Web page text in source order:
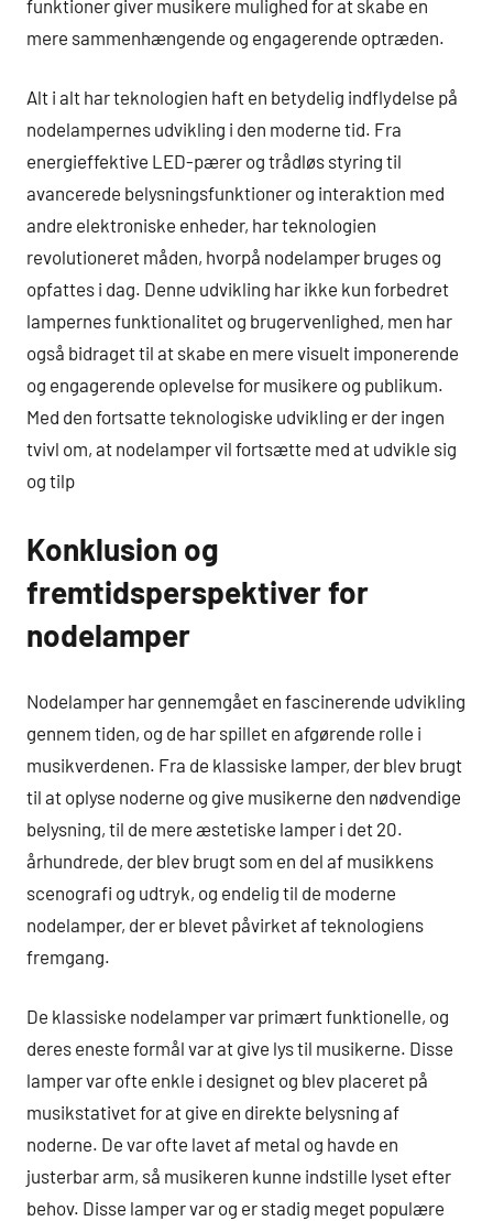
funktioner giver musikere mulighed for at skabe en
mere sammenhængende og engagerende optræden.
Alt i alt har teknologien haft en betydelig indflydelse på
nodelampernes udvikling i den moderne tid. Fra
energieffektive LED-pærer og trådløs styring til
avancerede belysningsfunktioner og interaktion med
andre elektroniske enheder, har teknologien
revolutioneret måden, hvorpå nodelamper bruges og
opfattes i dag. Denne udvikling har ikke kun forbedret
lampernes funktionalitet og brugervenlighed, men har
også bidraget til at skabe en mere visuelt imponerende
og engagerende oplevelse for musikere og publikum.
Med den fortsatte teknologiske udvikling er der ingen
tvivl om, at nodelamper vil fortsætte med at udvikle sig
og tilp
Konklusion og
fremtidsperspektiver for
nodelamper
Nodelamper har gennemgået en fascinerende udvikling
gennem tiden, og de har spillet en afgørende rolle i
musikverdenen. Fra de klassiske lamper, der blev brugt
til at oplyse noderne og give musikerne den nødvendige
belysning, til de mere æstetiske lamper i det 20.
århundrede, der blev brugt som en del af musikkens
scenografi og udtryk, og endelig til de moderne
nodelamper, der er blevet påvirket af teknologiens
fremgang.
De klassiske nodelamper var primært funktionelle, og
deres eneste formål var at give lys til musikerne. Disse
lamper var ofte enkle i designet og blev placeret på
musikstativet for at give en direkte belysning af
noderne. De var ofte lavet af metal og havde en
justerbar arm, så musikeren kunne indstille lyset efter
behov. Disse lamper var og er stadig meget populære